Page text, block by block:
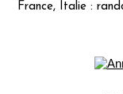
France, Italie :